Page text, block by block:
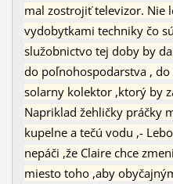
mal zostrojiť televizor. Nie
vydobytkami techniky čo
služobnictvo tej doby by
do poľnohospodarstva ,
solarny kolektor ,ktorý by
Napriklad žehličky práčky
kupelne a tečú vodu ,-
nepáči ,že Claire chce
miesto toho ,aby